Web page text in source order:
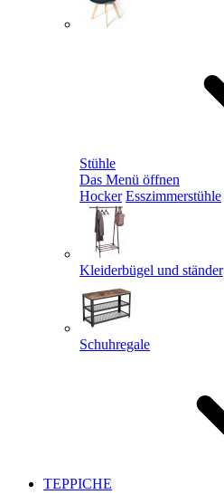
Stühle
Das Menü öffnen
Hocker Esszimmerstühle
Kleiderbügel und ständer
Schuhregale
TEPPICHE